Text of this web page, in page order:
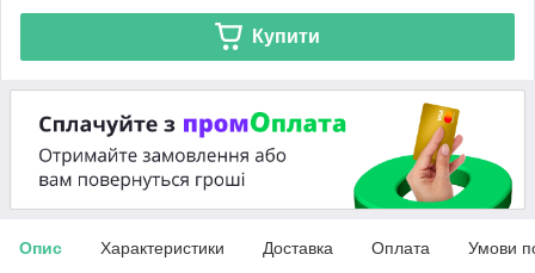
Купити
Опис Характеристики Доставка Оплата Умови